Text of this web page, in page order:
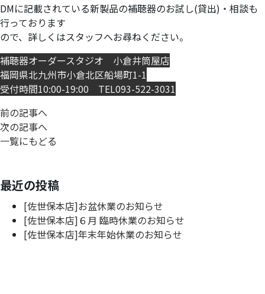
DMに記載されている新製品の補聴器のお試し(貸出)・相談も
行っております
ので、詳しくはスタッフへお尋ねください。
補聴器オーダースタジオ 小倉井筒屋店
福岡県北九州市小倉北区船場町1-1
受付時間10:00-19:00 TEL093-522-3031
前の記事へ
次の記事へ
一覧にもどる
最近の投稿
[佐世保本店]お盆休業のお知らせ
[佐世保本店]６月 臨時休業のお知らせ
[佐世保本店]年末年始休業のお知らせ